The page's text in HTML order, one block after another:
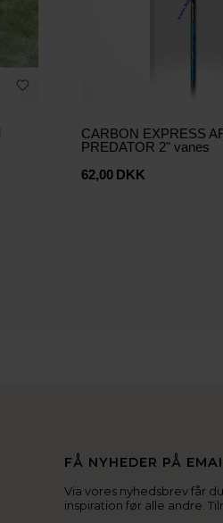
CARBON EXPRESS
PREDATOR 2" vanes
62,00 DKK
FÅ NYHEDER PÅ
Via vores nyhedsbrev får
inspiration før alle andre.